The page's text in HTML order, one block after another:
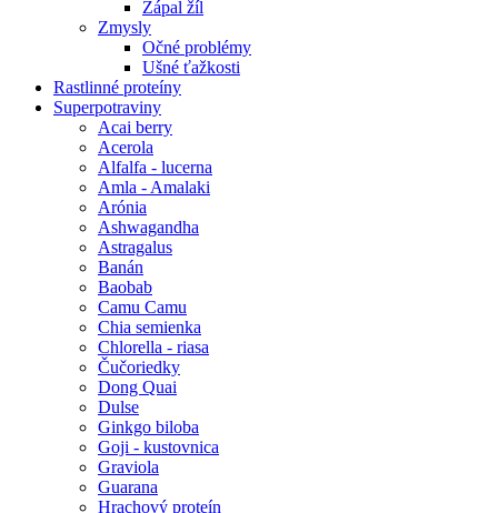
Zápal žíl
Zmysly
Očné problémy
Ušné ťažkosti
Rastlinné proteíny
Superpotraviny
Acai berry
Acerola
Alfalfa - lucerna
Amla - Amalaki
Arónia
Ashwagandha
Astragalus
Banán
Baobab
Camu Camu
Chia semienka
Chlorella - riasa
Čučoriedky
Dong Quai
Dulse
Ginkgo biloba
Goji - kustovnica
Graviola
Guarana
Hrachový proteín